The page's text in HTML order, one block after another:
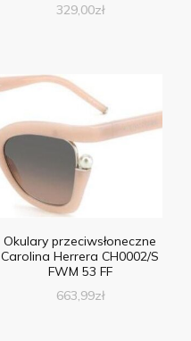
329,00zł
Okulary przeciwsłoneczne
Carolina Herrera CH0002/S
FWM 53 FF
663,99zł